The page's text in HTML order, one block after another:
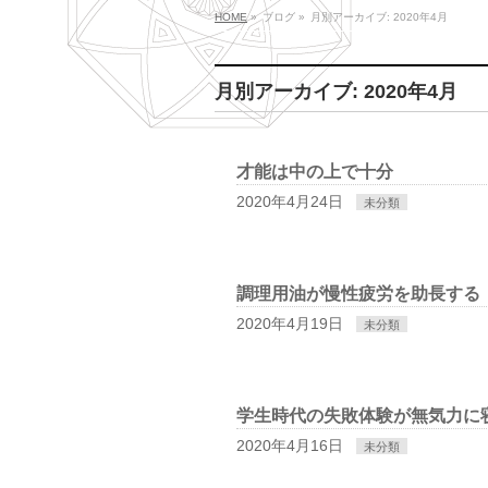
HOME» ブログ » 月別アーカイブ: 2020年4月
月別アーカイブ: 2020年4月
才能は中の上で十分
2020年4月24日 未分類
調理用油が慢性疲労を助長する
2020年4月19日 未分類
学生時代の失敗体験が無気力に
2020年4月16日 未分類